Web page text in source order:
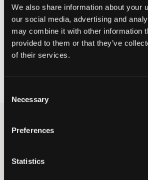
We also share information about your
our social media, advertising and
may combine it with other information
provided to them or that they’ve
of their services.
Selection
Necessary
Preferences
Statistics
MAATTABEL
KIES EEN MAAT
de borst gedrukt en daaronder bevinden
Hoodie